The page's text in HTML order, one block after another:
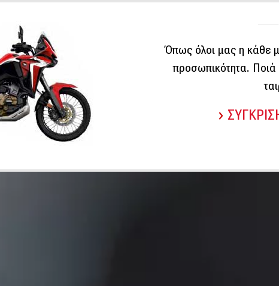
Όπως όλοι μας η κάθε
προσωπικότητα. Ποιά